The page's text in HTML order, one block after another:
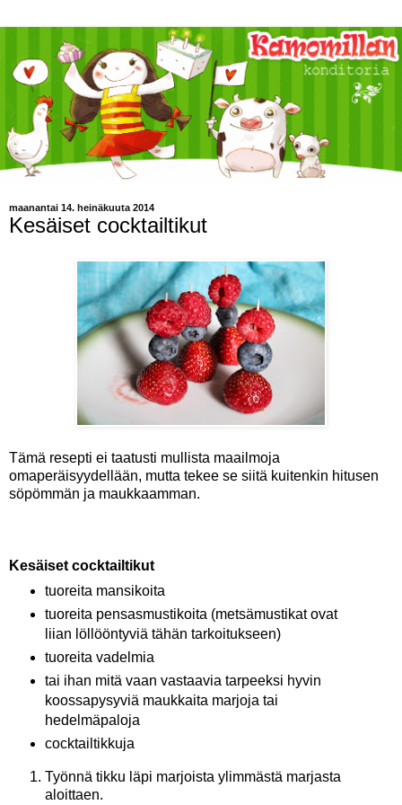
maanantai 14. heinäkuuta 2014
Kesäiset cocktailtikut
Tämä resepti ei taatusti mullista maailmoja
omaperäisyydellään, mutta tekee se siitä kuitenkin hitusen
söpömmän ja maukkaamman.
Kesäiset cocktailtikut
tuoreita mansikoita
tuoreita pensasmustikoita (metsämustikat ovat
liian löllööntyviä tähän tarkoitukseen)
tuoreita vadelmia
tai ihan mitä vaan vastaavia tarpeeksi hyvin
koossapysyviä maukkaita marjoja tai
hedelmäpaloja
cocktailtikkuja
Työnnä tikku läpi marjoista ylimmästä marjasta
aloittaen.